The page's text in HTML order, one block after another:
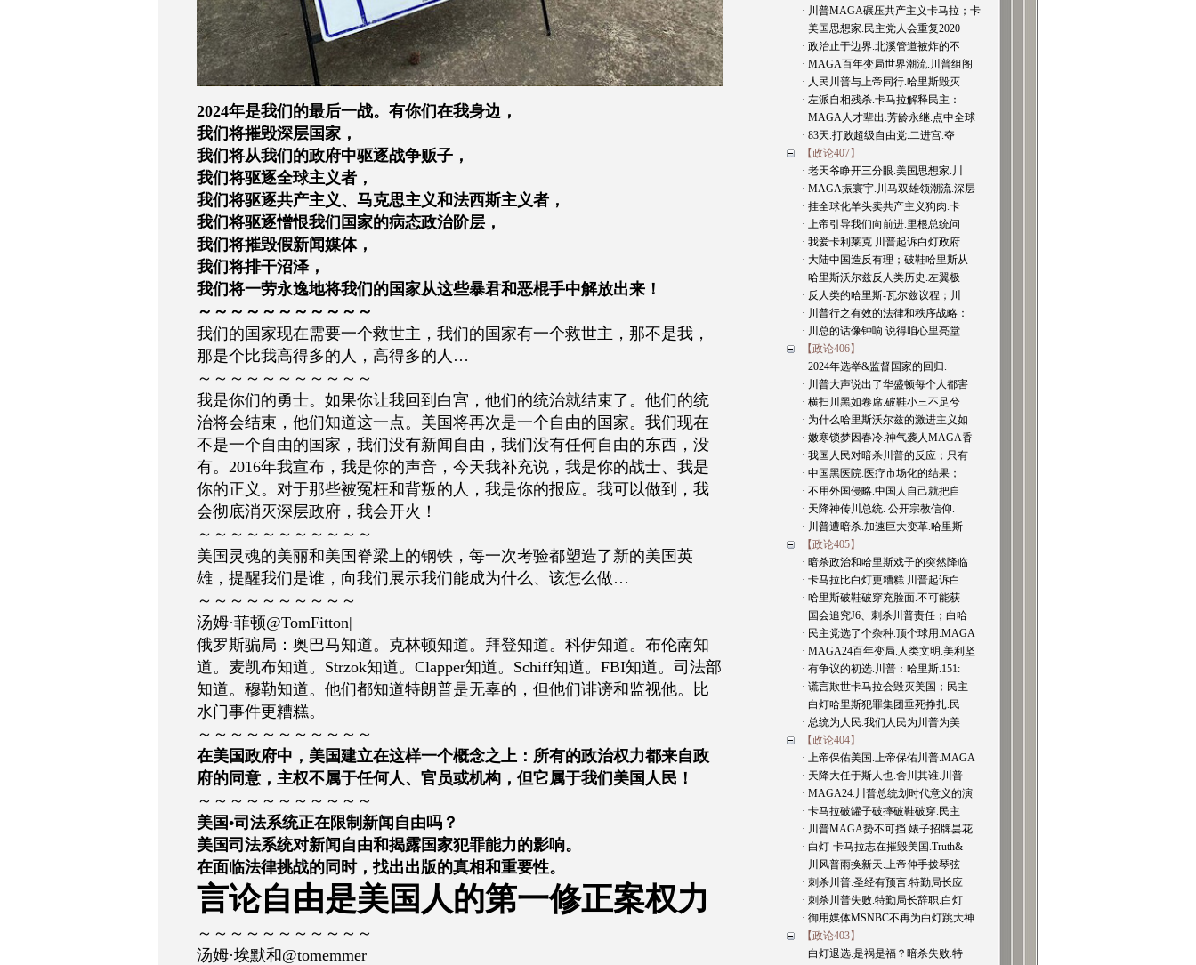
2024年是我们的最后一战。有你们在我身边，
我们将摧毁深层国家，
我们将从我们的政府中驱逐战争贩子，
我们将驱逐全球主义者，
我们将驱逐共产主义、马克思主义和法西斯主义者，
我们将驱逐憎恨我们国家的病态政治阶层，
我们将摧毁假新闻媒体，
我们将排干沼泽，
我们将一劳永逸地将我们的国家从这些暴君和恶棍手中解放出来！
～～～～～～～～～～～
我们的国家现在需要一个救世主，我们的国家有一个救世主，那不是我，
那是个比我高得多的人，高得多的人…
～～～～～～～～～～～
我是你们的勇士。如果你让我回到白宫，他们的统治就结束了。他们的统
治将会结束，他们知道这一点。美国将再次是一个自由的国家。我们现在
不是一个自由的国家，我们没有新闻自由，我们没有任何自由的东西，没
有。2016年我宣布，我是你的声音，今天我补充说，我是你的战士、我是
你的正义。对于那些被冤枉和背叛的人，我是你的报应。我可以做到，我
会彻底消灭深层政府，我会开火！
～～～～～～～～～～～
美国灵魂的美丽和美国脊梁上的钢铁，每一次考验都塑造了新的美国英
雄，提醒我们是谁，向我们展示我们能成为什么、该怎么做…
～～～～～～～～～～
汤姆·菲顿@TomFitton|
俄罗斯骗局：奥巴马知道。克林顿知道。拜登知道。科伊知道。布伦南知
道。麦凯布知道。Strzok知道。Clapper知道。Schiff知道。FBI知道。司法部
知道。穆勒知道。他们都知道特朗普是无辜的，但他们诽谤和监视他。比
水门事件更糟糕。
～～～～～～～～～～～
在美国政府中，美国建立在这样一个概念之上：所有的政治权力都来自政
府的同意，主权不属于任何人、官员或机构，但它属于我们美国人民！
～～～～～～～～～～～
美国•司法系统正在限制新闻自由吗？
美国司法系统对新闻自由和揭露国家犯罪能力的影响。
在面临法律挑战的同时，找出出版的真相和重要性。
言论自由是美国人的第一修正案权力
～～～～～～～～～～～
汤姆·埃默和@tomemmer
· 川普MAGA碾压共产主义卡马拉；卡
· 美国思想家.民主党人会重复2020
· 政治止于边界.北溪管道被炸的不
· MAGA百年变局世界潮流.川普组阁
· 人民川普与上帝同行.哈里斯毁灭
· 左派自相残杀.卡马拉解释民主：
· MAGA人才辈出.芳龄永继.点中全球
· 83天.打败超级自由党.二进宫.夺
【政论407】
· 老天爷睁开三分眼.美国思想家.川
· MAGA振寰宇.川马双雄领潮流.深层
· 挂全球化羊头卖共产主义狗肉.卡
· 上帝引导我们向前进.里根总统问
· 我爱卡利莱克.川普起诉白灯政府.
· 大陆中国造反有理；破鞋哈里斯从
· 哈里斯沃尔兹反人类历史.左翼极
· 反人类的哈里斯-瓦尔兹议程；川
· 川普行之有效的法律和秩序战略：
· 川总的话像钟响.说得咱心里亮堂
【政论406】
· 2024年选举&监督国家的回归.
· 川普大声说出了华盛顿每个人都害
· 横扫川黑如卷席.破鞋小三不足兮
· 为什么哈里斯沃尔兹的激进主义如
· 嫩寒锁梦因春冷.神气袭人MAGA香
· 我国人民对暗杀川普的反应；只有
· 中国黑医院.医疗市场化的结果；
· 不用外国侵略.中国人自己就把自
· 天降神传川总统. 公开宗教信仰.
· 川普遭暗杀.加速巨大变革.哈里斯
【政论405】
· 暗杀政治和哈里斯戏子的突然降临
· 卡马拉比白灯更糟糕.川普起诉白
· 哈里斯破鞋破穿充脸面.不可能获
· 国会追究J6、刺杀川普责任；白哈
· 民主党选了个杂种.顶个球用.MAGA
· MAGA24百年变局.人类文明.美利坚
· 有争议的初选.川普：哈里斯.151:
· 谎言欺世卡马拉会毁灭美国；民主
· 白灯哈里斯犯罪集团垂死挣扎.民
· 总统为人民.我们人民为川普为美
【政论404】
· 上帝保佑美国.上帝保佑川普.MAGA
· 天降大任于斯人也.舍川其谁.川普
· MAGA24.川普总统划时代意义的演
· 卡马拉破罐子破摔破鞋破穿.民主
· 川普MAGA势不可挡.婊子招牌昙花
· 白灯-卡马拉志在摧毁美国.Truth&
· 川风普雨换新天.上帝伸手拨琴弦
· 刺杀川普.圣经有预言.特勤局长应
· 刺杀川普失败.特勤局长辞职.白灯
· 御用媒体MSNBC不再为白灯跳大神
【政论403】
· 白灯退选.是祸是福？暗杀失败.特